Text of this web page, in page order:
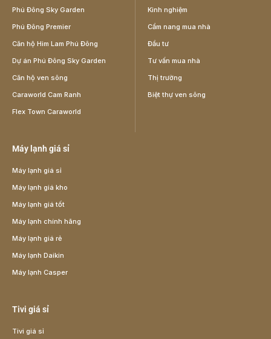
Phú Đông Sky Garden
Phú Đông Premier
Căn hộ Him Lam Phú Đông
Dự án Phú Đông Sky Garden
Căn hộ ven sông
Caraworld Cam Ranh
Flex Town Caraworld
Kinh nghiệm
Cẩm nang mua nhà
Đầu tư
Tư vấn mua nhà
Thị trường
Biệt thự ven sông
Máy lạnh giá sỉ
Máy lạnh giá sỉ
Máy lạnh giá kho
Máy lạnh giá tốt
Máy lạnh chính hãng
Máy lạnh giá rẻ
Máy lạnh Daikin
Máy lạnh Casper
Tivi giá sỉ
Tivi giá sỉ